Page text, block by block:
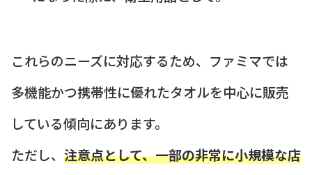
これらのニーズに対応するため、ファミマでは
多機能かつ携帯性に優れたタオルを中心に販売
している傾向にあります。
ただし、 注意点として、一部の非常に小規模な店